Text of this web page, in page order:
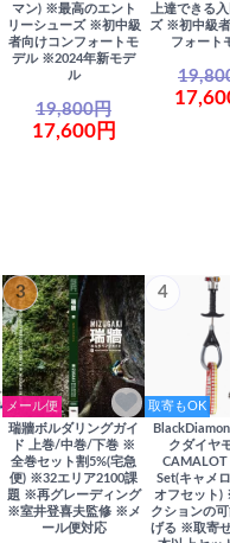
マン) ※最高のエント
リーシューズ ※初中級
者向けコンフォートモ
デル ※2024年新モデ
ル
19,800円
17,600円
上達できる
ズ ※初中級
フォート
3
メール便
瑞牆ボルダリングガイ
ド 上巻/中巻/下巻 ※
全巻セット割5%(宅急
便) ※32エリア2100課
題 ※再グレーディング
※室井登喜夫監修 ※メ
ール便対応
4
取寄もOK
クダイヤ
Set(キャメ
オフセット)
クションの
げる ※取寄